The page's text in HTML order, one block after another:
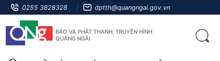
0255 3828328 dptth@quangngai.gov.vn
BÁO VÀ PHÁT THANH, TRUYỀN HÌNH
QUẢNG NGÃI